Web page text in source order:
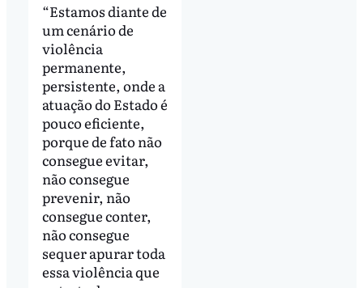
“Estamos diante de
um cenário de
violência
permanente,
persistente, onde a
atuação do Estado é
pouco eficiente,
porque de fato não
consegue evitar,
não consegue
prevenir, não
consegue conter,
não consegue
sequer apurar toda
essa violência que